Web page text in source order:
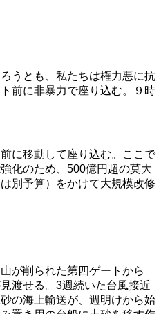
うとも、私たちは権力悪に抗
前に非暴力で座り込む。９時
に移動して座り込む。ここで
化のため、500億円超の莫大
別予算）をかけて大規模改修
が削られた第四ゲートから
渡せる。3週続いた台風接近
の海上輸送が、週明けから始